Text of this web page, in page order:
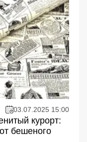
03.07.2025 15:00
курорт:
бешеного